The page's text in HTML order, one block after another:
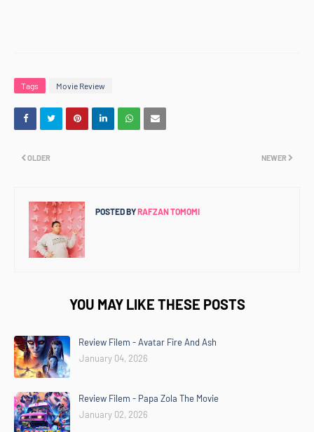
Tags Movie Review
NEWER
OLDER
POSTED BYRAFZAN TOMOMI
YOU MAY LIKE THESE POSTS
Review Filem - Avatar Fire And Ash
January 04, 2026
Review Filem - Papa Zola The Movie
January 02, 2026